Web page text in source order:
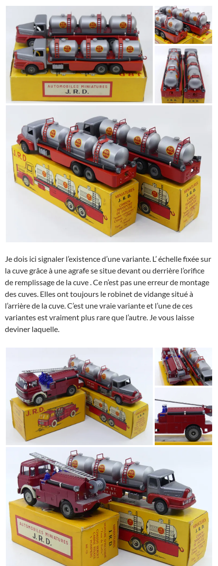
Je dois ici signaler l’existence d’une variante. L’ échelle fixée sur
la cuve grâce à une agrafe se situe devant ou derrière l’orifice
de remplissage de la cuve . Ce n’est pas une erreur de montage
des cuves. Elles ont toujours le robinet de vidange situé à
l’arrière de la cuve. C’est une vraie variante et l’une de ces
variantes est vraiment plus rare que l’autre. Je vous laisse
deviner laquelle.